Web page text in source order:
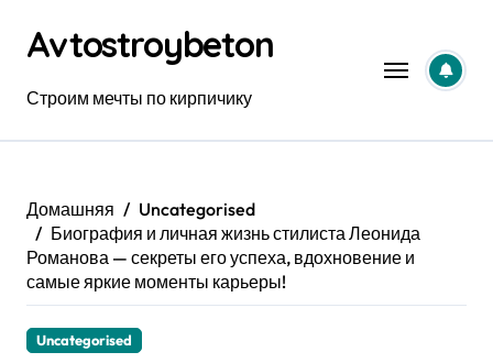
содержанию
Avtostroybeton
Строим мечты по кирпичику
Домашняя
Uncategorised
Биография и личная жизнь стилиста Леонида
Романова — секреты его успеха, вдохновение и
самые яркие моменты карьеры!
Uncategorised